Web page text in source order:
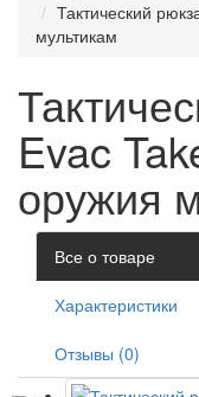
Тактический
мультикам
Evac
оружия
Все о товаре
Характеристики
Отзывы (0)